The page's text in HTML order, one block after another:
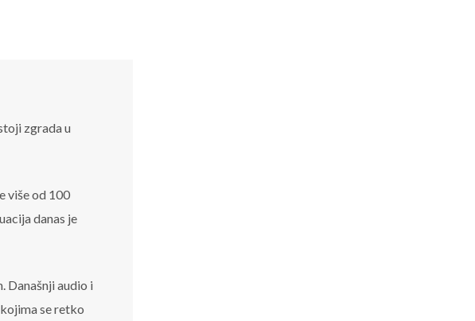
zgrada u
više od 100
danas je
Današnji audio i
se retko